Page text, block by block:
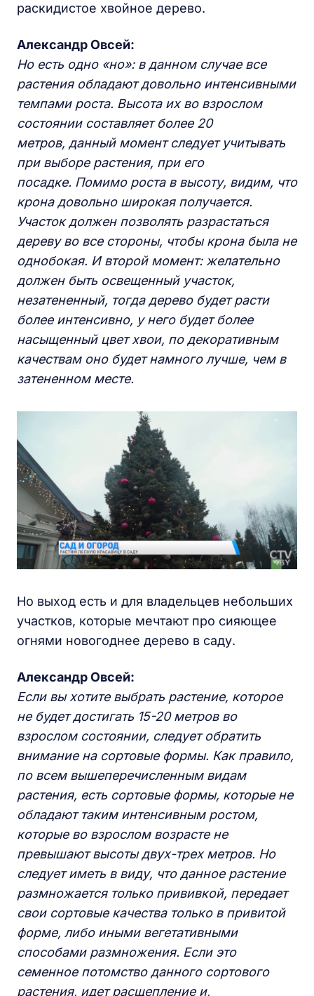
раскидистое хвойное дерево.
Александр Овсей:
Но есть одно «но»: вданном случае все
растения обладают довольно интенсивными
темпами роста. Высота их во взрослом
состоянии составляетболее 20
метров, данный момент следует учитывать
при выборе растения, при его
посадке. Помимо роста в высоту, видим, что
крона довольно широкая получается.
Участок должен позволять разрастаться
дереву во все стороны, чтобы крона была не
однобокая. И второй момент: желательно
должен быть освещенный участок,
незатененный, тогда дерево будет расти
более интенсивно, у него будет более
насыщенный цвет хвои, по декоративным
качествам оно будет намного лучше, чем в
затененном месте.
Но выход есть и для владельцев небольших
участков, которые мечтают про сияющее
огнями новогоднее дерево в саду.
Александр Овсей:
Если вы хотите выбрать растение, которое
не будет достигать 15-20 метров во
взрослом состоянии, следует обратить
внимание на сортовые формы. Как правило,
по всем вышеперечисленным видам
растения, есть сортовые формы, которые не
обладают таким интенсивным ростом,
которые во взрослом возрасте не
превышают высоты двух-трех метров. Но
следует иметь в виду, что данное растение
размножается только прививкой, передает
свои сортовые качества только в привитой
форме, либо иными вегетативными
способами размножения. Если это
семенное потомство данного сортового
растения, идет расщепление и,